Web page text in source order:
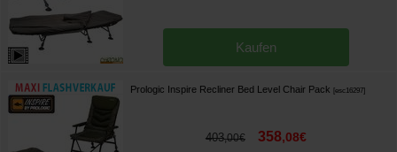
Kaufen
Prologic Inspire Recliner Bed Level Chair Pack [esc16297]
403,00€ 358,08€